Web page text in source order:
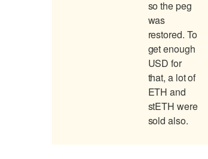
so the peg
was
restored. To
get enough
USD for
that, a lot of
ETH and
stETH were
sold also.